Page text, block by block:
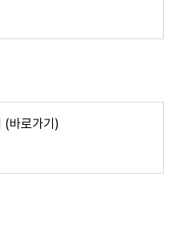
(바로가기)